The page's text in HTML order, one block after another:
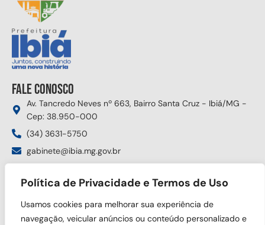
Política de Privacidade e Termos de Uso
Usamos cookies para melhorar sua experiência de
navegação, veicular anúncios ou conteúdo personalizado e
Fale conosco
Av. Tancredo Neves nº 663, Bairro Santa Cruz - Ibiá/MG -
Cep: 38.950-000
(34) 3631-5750
gabinete@ibia.mg.gov.br
Siga nas redes sociais